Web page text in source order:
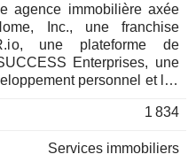
agence immobilière axée
Inc., une franchise
une plateforme de
Enterprises, une
personnel et les
système d'exploitation
et aux chefs d'équipe en
1 834
Services immobiliers